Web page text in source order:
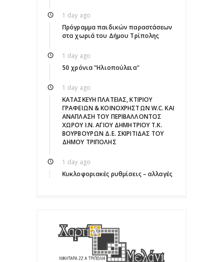
1 day ago
Πρόγραμμα παιδικών παραστάσεων
στα χωριά του Δήμου Τρίπολης
1 day ago
50 χρόνια "Ηλιοπούλεια"
1 day ago
ΚΑΤΑΣΚΕΥΗ ΠΛΑΤΕΙΑΣ, ΚΤΙΡΙΟΥ
ΓΡΑΦΕΙΩΝ & ΚΟΙΝΟΧΡΗΣΤΩΝ W.C. ΚΑΙ
ΑΝΑΠΛΑΣΗ ΤΟΥ ΠΕΡΙΒΑΛΛΟΝΤΟΣ
ΧΩΡΟΥ Ι.Ν. ΑΓΙΟΥ ΔΗΜΗΤΡΙΟΥ Τ.Κ.
ΒΟΥΡΒΟΥΡΩΝ Δ.Ε. ΣΚΙΡΙΤΙΔΑΣ ΤΟΥ
ΔΗΜΟΥ ΤΡΙΠΟΛΗΣ
1 day ago
Κυκλοφοριακές ρυθμίσεις – αλλαγές